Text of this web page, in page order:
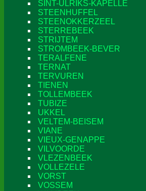
SINT-ULRIKS-KAPELLE
STEENHUFFEL
STEENOKKERZEEL
STERREBEEK
STRIJTEM
STROMBEEK-BEVER
TERALFENE
TERNAT
TERVUREN
TIENEN
TOLLEMBEEK
TUBIZE
UKKEL
VELTEM-BEISEM
VIANE
VIEUX-GENAPPE
VILVOORDE
VLEZENBEEK
VOLLEZELE
VORST
VOSSEM